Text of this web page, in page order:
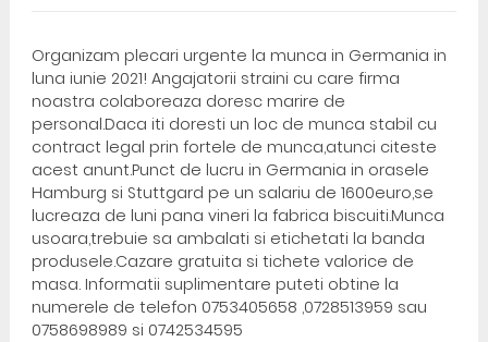
Organizam plecari urgente la munca in Germania in
luna iunie 2021! Angajatorii straini cu care firma
noastra colaboreaza doresc marire de
personal.Daca iti doresti un loc de munca stabil cu
contract legal prin fortele de munca,atunci citeste
acest anunt.Punct de lucru in Germania in orasele
Hamburg si Stuttgard pe un salariu de 1600euro,se
lucreaza de luni pana vineri la fabrica biscuiti.Munca
usoara,trebuie sa ambalati si etichetati la banda
produsele.Cazare gratuita si tichete valorice de
masa. Informatii suplimentare puteti obtine la
numerele de telefon 0753405658 ,0728513959 sau
0758698989 si 0742534595